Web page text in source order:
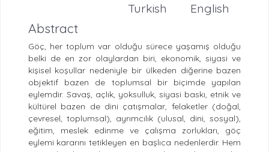
English
Turkish
Abstract
Göç, her toplum var olduğu sürece yaşamış olduğu
belki de en zor olaylardan biri, ekonomik, siyasi ve
kişisel koşullar nedeniyle bir ülkeden diğerine bazen
objektif bazen de toplumsal bir biçimde yapılan
eylemdir. Savaş, açlık, yoksulluk, siyasi baskı, etnik ve
kültürel bazen de dini çatışmalar, felaketler (doğal,
çevresel, toplumsal), ayrımcılık (ulusal, dini, sosyal),
eğitim, meslek edinme ve çalışma zorlukları, göç
eylemi kararını tetikleyen en başlıca nedenlerdir. Hem